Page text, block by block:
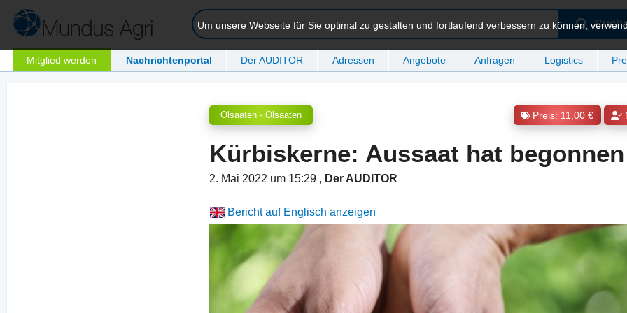
Mitglied werden Nachrichtenportal Der AUDITOR Adressen Angebote Anfragen Logistics
Um unsere Webseite für Sie optimal zu gestalten und fortlaufend verbessern zu können,
Ölsaaten - Ölsaaten Preis: 11,00 €
Kürbiskerne: Aussaat hat begonnen
2. Mai 2022 um 15:29 , Der AUDITOR
Bericht auf Englisch anzeigen